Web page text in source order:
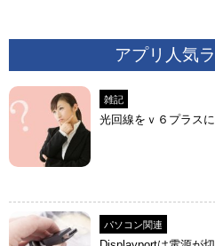
アプリ人気
雑記
光回線をｖ６プラス
パソコン関連